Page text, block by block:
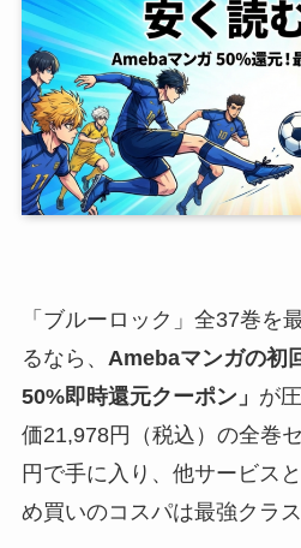
「ブルーロック」全37巻を
るなら、 Amebaマンガの初
50%即時還元クーポン」 が
価21,978円（税込）の全巻
円で手に入り、他サービス
め買いのコスパは最強クラ